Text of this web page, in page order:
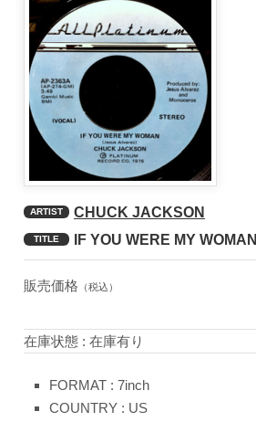
ARTIST CHUCK JACKSON
TITLE IF YOU WERE MY WOMAN
販売価格 （税込）
在庫状態 : 在庫有り
FORMAT : 7inch
COUNTRY : US